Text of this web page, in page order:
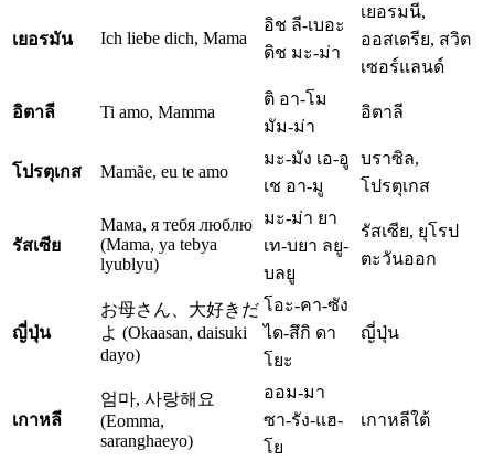
เยอรมัน Ich liebe dich, Mama
อิช ลี-เบอะ
ดิช มะ-ม่า
เยอรมนี,
ออสเตรีย, สวิต
เซอร์แลนด์
อิตาลี Ti amo, Mamma
ติ อา-โม
มัม-ม่า
อิตาลี
โปรตุเกส Mamãe, eu te amo
มะ-มัง เอ-อู
เช อา-มู
บราซิล,
โปรตุเกส
รัสเซีย
Мама, я тебя люблю
(Mama, ya tebya
lyublyu)
มะ-ม่า ยา
เท-บยา ลยู-
บลยู
รัสเซีย, ยุโรป
ตะวันออก
ญี่ปุ่น
お母さん、大好きだ
よ (Okaasan, daisuki
dayo)
โอะ-คา-ซัง
ได-สึกิ ดา
โยะ
ญี่ปุ่น
เกาหลี
엄마, 사랑해요
(Eomma,
saranghaeyo)
ออม-มา
ซา-รัง-แฮ-
โย
เกาหลีใต้